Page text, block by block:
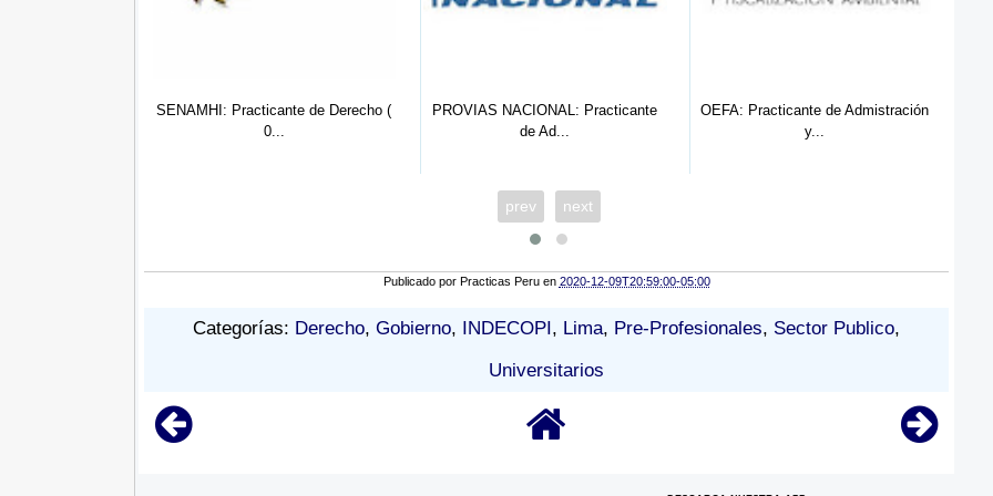
SENAMHI: Practicante de Derecho (
PROVIAS NACIONAL: Practicante
OEFA: Practicante de Admistración
OEFA: Practicante
prev next
Publicado por Practicas Peru en 2020-12-09T20:59:00-05:00
Categorías: Derecho, Gobierno, INDECOPI, Lima, Pre-Profesionales, Sector Publico,
Universitarios